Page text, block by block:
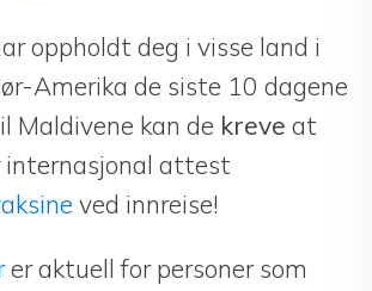
oppholdt deg i visse land i
Amerika de siste 10 dagene
Maldivene kan de kreve at
internasjonal attest
ved innreise!
er aktuell for personer som